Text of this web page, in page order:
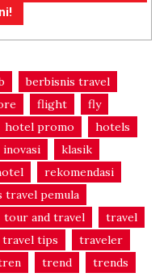
berbisnis travel
flight
fly
hotel promo
hotels
inovasi
klasik
rekomendasi
travel pemula
tour and travel
travel
travel tips
traveler
trend
trends